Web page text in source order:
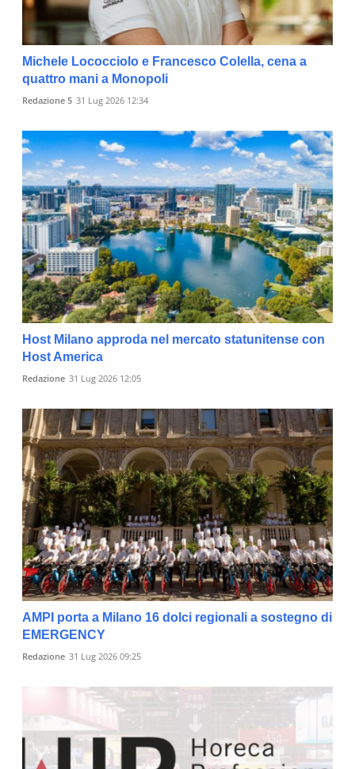
Michele Lococciolo e Francesco Colella, cena a
quattro mani a Monopoli
Redazione 5 31 Lug 2026 12:34
Host Milano approda nel mercato statunitense con
Host America
Redazione 31 Lug 2026 12:05
AMPI porta a Milano 16 dolci regionali a sostegno di
EMERGENCY
Redazione 31 Lug 2026 09:25